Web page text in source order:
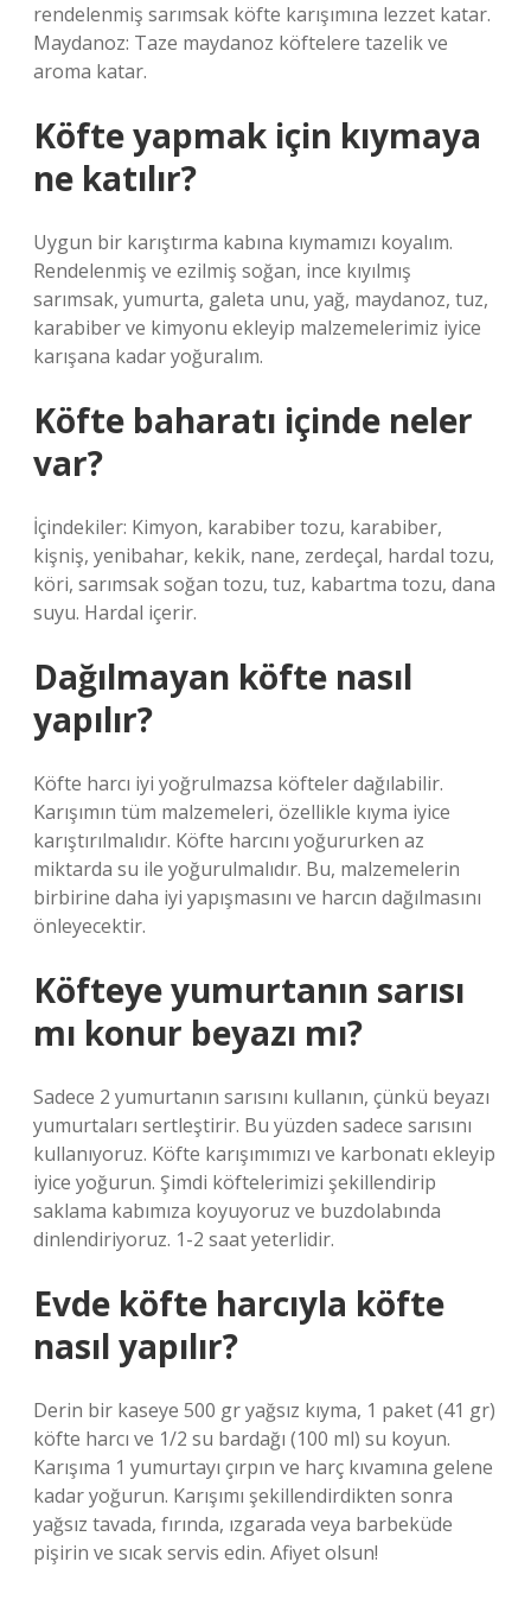
rendelenmiş sarımsak köfte karışımına lezzet katar.
Maydanoz: Taze maydanoz köftelere tazelik ve
aroma katar.
Köfte yapmak için kıymaya
ne katılır?
Uygun bir karıştırma kabına kıymamızı koyalım.
Rendelenmiş ve ezilmiş soğan, ince kıyılmış
sarımsak, yumurta, galeta unu, yağ, maydanoz, tuz,
karabiber ve kimyonu ekleyip malzemelerimiz iyice
karışana kadar yoğuralım.
Köfte baharatı içinde neler
var?
İçindekiler: Kimyon, karabiber tozu, karabiber,
kişniş, yenibahar, kekik, nane, zerdeçal, hardal tozu,
köri, sarımsak soğan tozu, tuz, kabartma tozu, dana
suyu. Hardal içerir.
Dağılmayan köfte nasıl
yapılır?
Köfte harcı iyi yoğrulmazsa köfteler dağılabilir.
Karışımın tüm malzemeleri, özellikle kıyma iyice
karıştırılmalıdır. Köfte harcını yoğururken az
miktarda su ile yoğurulmalıdır. Bu, malzemelerin
birbirine daha iyi yapışmasını ve harcın dağılmasını
önleyecektir.
Köfteye yumurtanın sarısı
mı konur beyazı mı?
Sadece 2 yumurtanın sarısını kullanın, çünkü beyazı
yumurtaları sertleştirir. Bu yüzden sadece sarısını
kullanıyoruz. Köfte karışımımızı ve karbonatı ekleyip
iyice yoğurun. Şimdi köftelerimizi şekillendirip
saklama kabımıza koyuyoruz ve buzdolabında
dinlendiriyoruz. 1-2 saat yeterlidir.
Evde köfte harcıyla köfte
nasıl yapılır?
Derin bir kaseye 500 gr yağsız kıyma, 1 paket (41 gr)
köfte harcı ve 1/2 su bardağı (100 ml) su koyun.
Karışıma 1 yumurtayı çırpın ve harç kıvamına gelene
kadar yoğurun. Karışımı şekillendirdikten sonra
yağsız tavada, fırında, ızgarada veya barbeküde
pişirin ve sıcak servis edin. Afiyet olsun!